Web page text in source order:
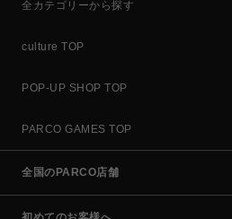
全カテゴリーから探す
culture TOP
POP-UP SHOP TOP
PARCO GAMES TOP
全国のPARCO店舗